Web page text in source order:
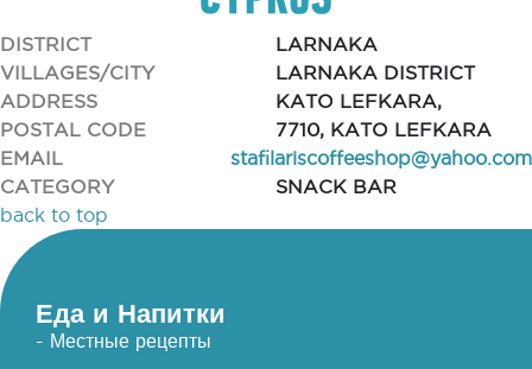
DISTRICT
LARNAKA
VILLAGES/CITY
LARNAKA DISTRICT
ADDRESS
KATO LEFKARA,
POSTAL CODE
7710, KATO LEFKARA
EMAIL
stafilariscoffeeshop@yahoo.com
CATEGORY
SNACK BAR
back to top
Еда и Напитки
- Местные рецепты